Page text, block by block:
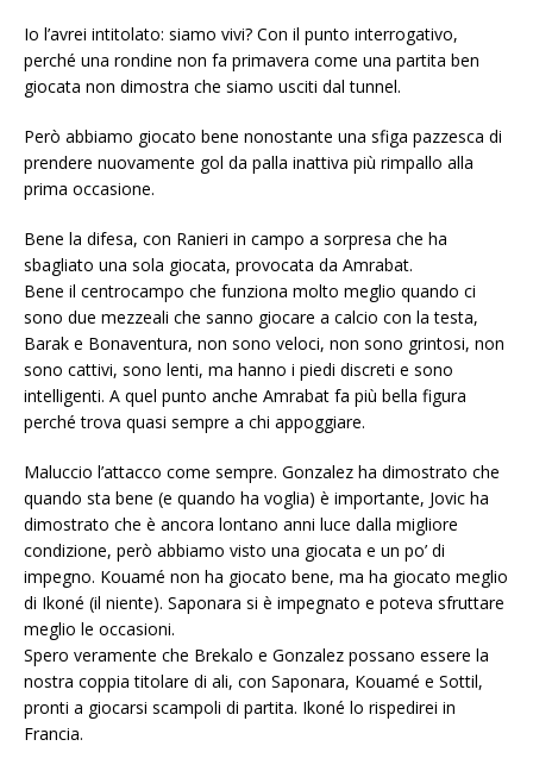
Io l’avrei intitolato: siamo vivi? Con il punto interrogativo,
perché una rondine non fa primavera come una partita ben
giocata non dimostra che siamo usciti dal tunnel.
Però abbiamo giocato bene nonostante una sfiga pazzesca di
prendere nuovamente gol da palla inattiva più rimpallo alla
prima occasione.
Bene la difesa, con Ranieri in campo a sorpresa che ha
sbagliato una sola giocata, provocata da Amrabat.
Bene il centrocampo che funziona molto meglio quando ci
sono due mezzeali che sanno giocare a calcio con la testa,
Barak e Bonaventura, non sono veloci, non sono grintosi, non
sono cattivi, sono lenti, ma hanno i piedi discreti e sono
intelligenti. A quel punto anche Amrabat fa più bella figura
perché trova quasi sempre a chi appoggiare.
Maluccio l’attacco come sempre. Gonzalez ha dimostrato che
quando sta bene (e quando ha voglia) è importante, Jovic ha
dimostrato che è ancora lontano anni luce dalla migliore
condizione, però abbiamo visto una giocata e un po’ di
impegno. Kouamé non ha giocato bene, ma ha giocato meglio
di Ikoné (il niente). Saponara si è impegnato e poteva sfruttare
meglio le occasioni.
Spero veramente che Brekalo e Gonzalez possano essere la
nostra coppia titolare di ali, con Saponara, Kouamé e Sottil,
pronti a giocarsi scampoli di partita. Ikoné lo rispedirei in
Francia.